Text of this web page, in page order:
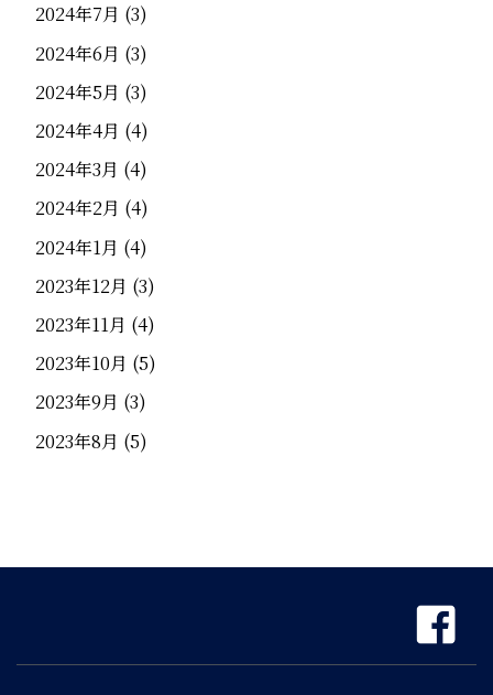
2024年7月 (3)
2024年6月 (3)
2024年5月 (3)
2024年4月 (4)
2024年3月 (4)
2024年2月 (4)
2024年1月 (4)
2023年12月 (3)
2023年11月 (4)
2023年10月 (5)
2023年9月 (3)
2023年8月 (5)